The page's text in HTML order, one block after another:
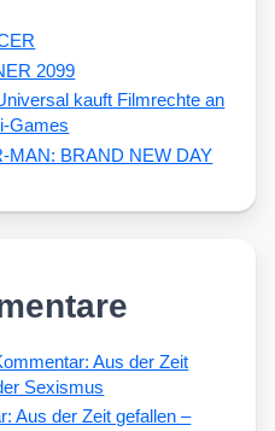
2099
kauft Filmrechte an
Games
MAN: BRAND NEW DAY
Aus der Zeit
Sexismus
Aus der Zeit gefallen –